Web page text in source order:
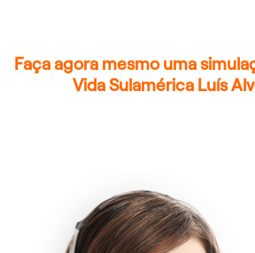
Faça agora mesmo uma
Vida Sulamérica Luís